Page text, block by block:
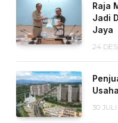
Raja
Jadi
Jaya
24
30